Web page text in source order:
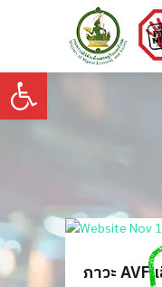
Open toolbar
ภาวะ AVF